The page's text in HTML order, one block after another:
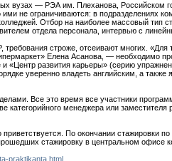
вузах — РЭА им. Плеханова, Российском
не ограничиваются: в подразделениях
Отбор на наиболее массовый тип
отдела персонала, интервью с
строже, отсеивают многих.
Елена Асанова, — необходимо
«Центр развития карьеры» (серию
уверенно владеть английским, а
Все это время все участники
менеджера или заместителя
По окончании
стажировку в центральном офисе
praktikanta.html